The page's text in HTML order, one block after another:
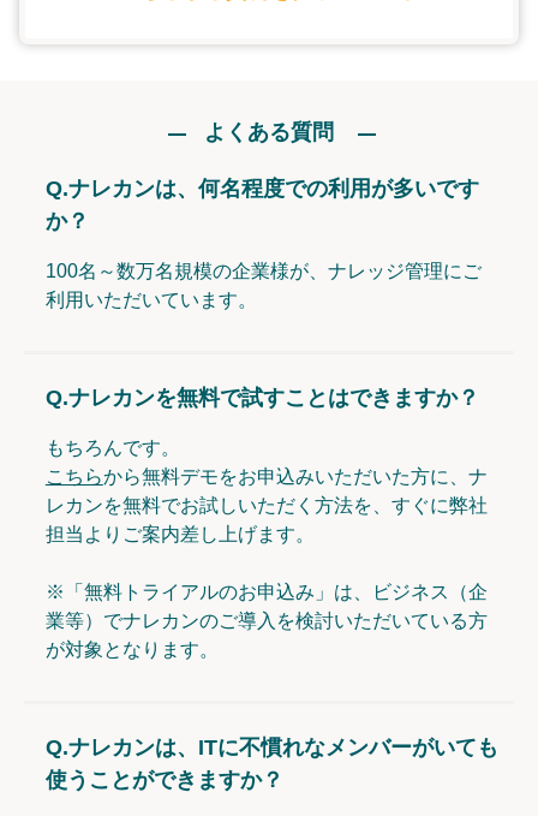
よくある質問
Q.ナレカンは、何名程度での利用が多いです
か？
100名～数万名規模の企業様が、ナレッジ管理にご
利用いただいています。
Q.ナレカンを無料で試すことはできますか？
もちろんです。
こちらから無料デモをお申込みいただいた方に、ナ
レカンを無料でお試しいただく方法を、すぐに弊社
担当よりご案内差し上げます。
※「無料トライアルのお申込み」は、ビジネス（企
業等）でナレカンのご導入を検討いただいている方
が対象となります。
Q.ナレカンは、ITに不慣れなメンバーがいても
使うことができますか？